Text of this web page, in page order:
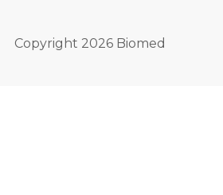
Copyright 2026 Biomed